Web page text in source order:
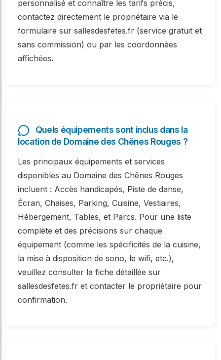
personnalisé et connaître les tarifs précis,
contactez directement le propriétaire via le
formulaire sur sallesdesfetes.fr (service gratuit et
sans commission) ou par les coordonnées
affichées.
Quels équipements sont inclus dans la
location de Domaine des Chênes Rouges ?
Les principaux équipements et services
disponibles au Domaine des Chênes Rouges
incluent : Accès handicapés, Piste de danse,
Écran, Chaises, Parking, Cuisine, Vestiaires,
Hébergement, Tables, et Parcs. Pour une liste
complète et des précisions sur chaque
équipement (comme les spécificités de la cuisine,
la mise à disposition de sono, le wifi, etc.),
veuillez consulter la fiche détaillée sur
sallesdesfetes.fr et contacter le propriétaire pour
confirmation.